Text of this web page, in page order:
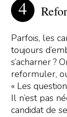
Parfois, les
toujours
s’acharner ?
reformuler,
« Les
Il n’est pas
candidat de